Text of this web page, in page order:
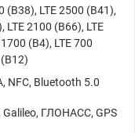
(B38), LTE 2500 (B41),
LTE 2100 (B66), LTE
(B4), LTE 700
NFC, Bluetooth 5.0
Galileo, ГЛОНАСС, GPS